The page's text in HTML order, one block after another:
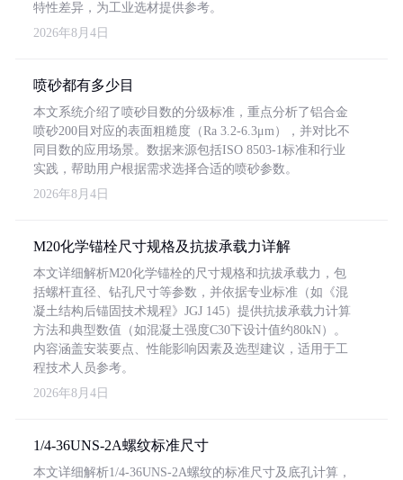
特性差异，为工业选材提供参考。
2026年8月4日
喷砂都有多少目
本文系统介绍了喷砂目数的分级标准，重点分析了铝合金
喷砂200目对应的表面粗糙度（Ra 3.2-6.3μm），并对比不
同目数的应用场景。数据来源包括ISO 8503-1标准和行业
实践，帮助用户根据需求选择合适的喷砂参数。
2026年8月4日
M20化学锚栓尺寸规格及抗拔承载力详解
本文详细解析M20化学锚栓的尺寸规格和抗拔承载力，包
括螺杆直径、钻孔尺寸等参数，并依据专业标准（如《混
凝土结构后锚固技术规程》JGJ 145）提供抗拔承载力计算
方法和典型数值（如混凝土强度C30下设计值约80kN）。
内容涵盖安装要点、性能影响因素及选型建议，适用于工
程技术人员参考。
2026年8月4日
1/4-36UNS-2A螺纹标准尺寸
本文详细解析1/4-36UNS-2A螺纹的标准尺寸及底孔计算，